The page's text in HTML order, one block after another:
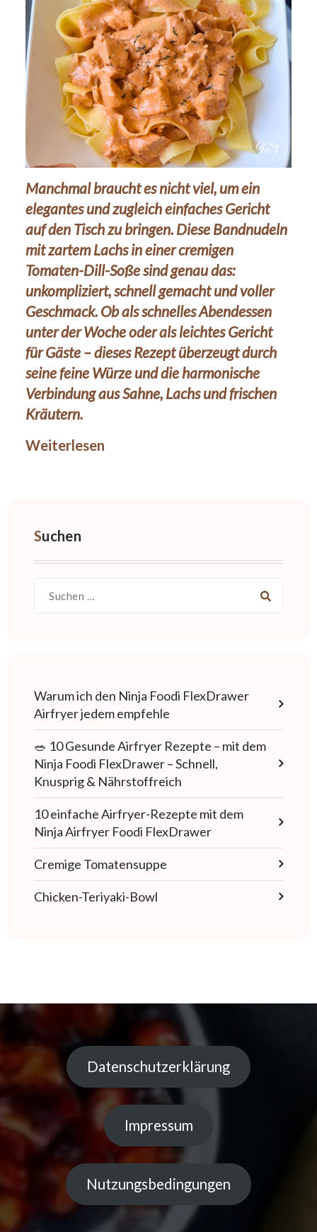
Manchmal braucht es nicht viel, um ein
elegantes und zugleich einfaches Gericht
auf den Tisch zu bringen. Diese Bandnudeln
mit zartem Lachs in einer cremigen
Tomaten-Dill-Soße sind genau das:
unkompliziert, schnell gemacht und voller
Geschmack. Ob als schnelles Abendessen
unter der Woche oder als leichtes Gericht
für Gäste – dieses Rezept überzeugt durch
seine feine Würze und die harmonische
Verbindung aus Sahne, Lachs und frischen
Kräutern.
Weiterlesen
Suchen
nach:
Warum ich den Ninja Foodi FlexDrawer
Airfryer jedem empfehle
🥗 10 Gesunde Airfryer Rezepte – mit dem
Ninja Foodi FlexDrawer – Schnell,
Knusprig & Nährstoffreich
10 einfache Airfryer-Rezepte mit dem
Ninja Airfryer Foodi FlexDrawer
Cremige Tomatensuppe
Chicken-Teriyaki-Bowl
Datenschutzerklärung
Impressum
Nutzungsbedingungen